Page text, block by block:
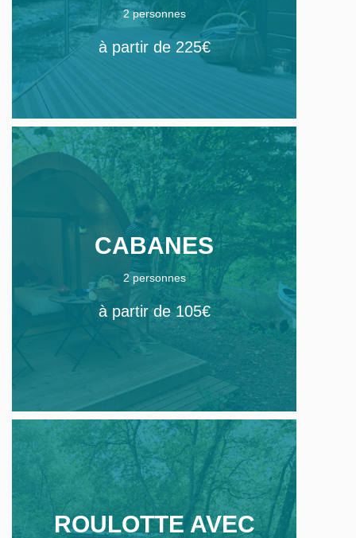
2 personnes
à partir de 225€
CABANES
2 personnes
à partir de 105€
ROULOTTE AVEC